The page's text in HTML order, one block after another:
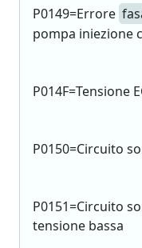
P0149=Errore
pompa iniezione
P014F=Tensione
P0150=Circuito
P0151=Circuito
tensione bassa